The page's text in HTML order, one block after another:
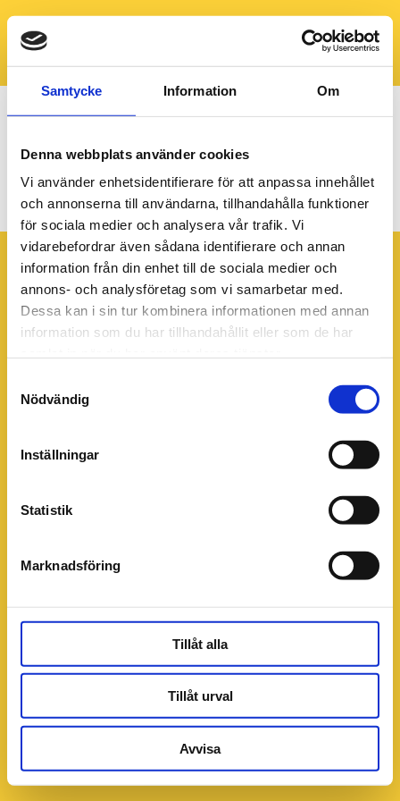
Samtycke Information Om
Denna webbplats använder cookies
Vi använder enhetsidentifierare för att anpassa innehållet
och annonserna till användarna, tillhandahålla funktioner
för sociala medier och analysera vår trafik. Vi
vidarebefordrar även sådana identifierare och annan
information från din enhet till de sociala medier och
annons- och analysföretag som vi samarbetar med.
Dessa kan i sin tur kombinera informationen med annan
information som du har tillhandahållit eller som de har
Nödvändig
Inställningar
Statistik
Marknadsföring
Tillåt alla
Tillåt urval
Avvisa
check